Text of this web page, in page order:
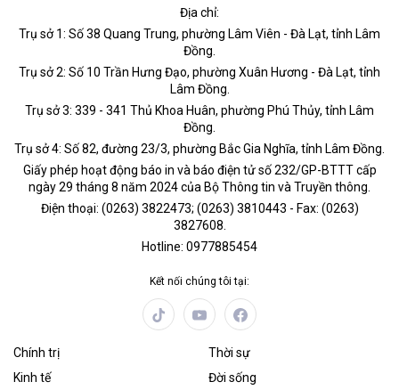
Địa chỉ:
Trụ sở 1: Số 38 Quang Trung, phường Lâm Viên - Đà Lạt, tỉnh Lâm
Đồng.
Trụ sở 2: Số 10 Trần Hưng Đạo, phường Xuân Hương - Đà Lạt, tỉnh
Lâm Đồng.
Trụ sở 3: 339 - 341 Thủ Khoa Huân, phường Phú Thủy, tỉnh Lâm
Đồng.
Trụ sở 4: Số 82, đường 23/3, phường Bắc Gia Nghĩa, tỉnh Lâm Đồng.
Giấy phép hoạt động báo in và báo điện tử số 232/GP-BTTT cấp
ngày 29 tháng 8 năm 2024 của Bộ Thông tin và Truyền thông.
Điện thoại: (0263) 3822473; (0263) 3810443 - Fax: (0263)
3827608.
Hotline: 0977885454
Kết nối chúng tôi tại:
Chính trị
Thời sự
Kinh tế
Đời sống